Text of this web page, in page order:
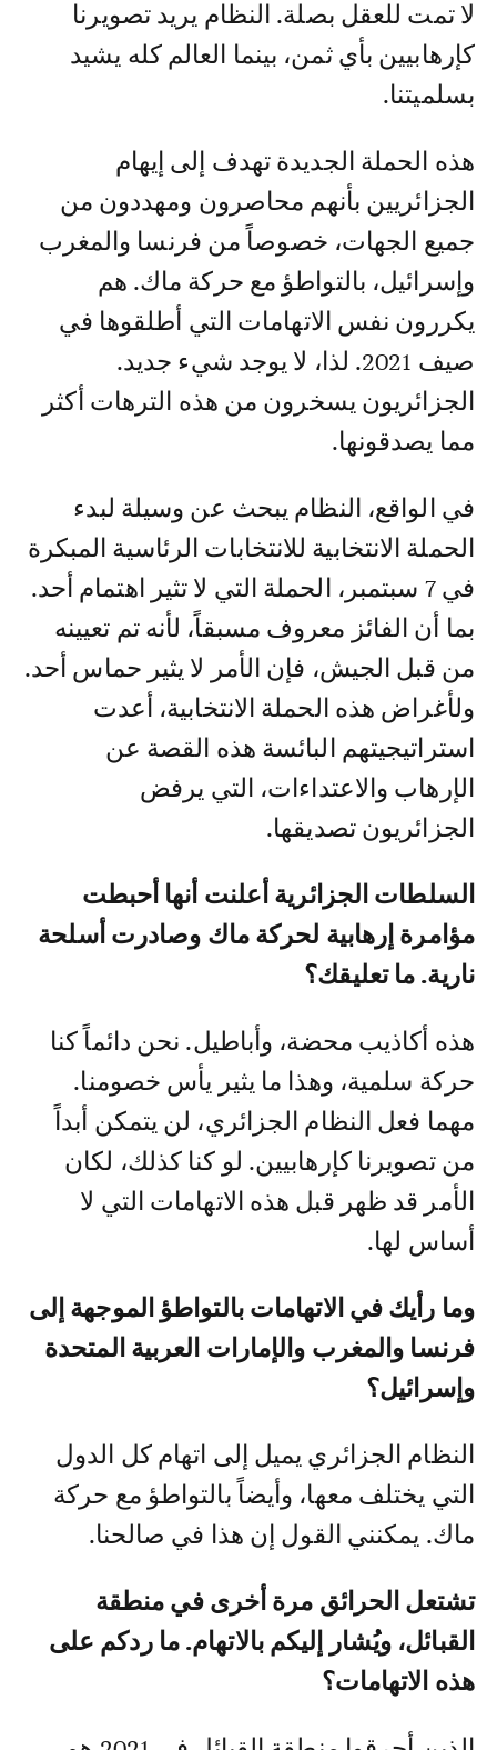
لا تمت للعقل بصلة. النظام يريد تصويرنا
كإرهابيين بأي ثمن، بينما العالم كله يشيد
بسلميتنا.
هذه الحملة الجديدة تهدف إلى إيهام
الجزائريين بأنهم محاصرون ومهددون من
جميع الجهات، خصوصاً من فرنسا والمغرب
وإسرائيل، بالتواطؤ مع حركة ماك. هم
يكررون نفس الاتهامات التي أطلقوها في
صيف 2021. لذا، لا يوجد شيء جديد.
الجزائريون يسخرون من هذه الترهات أكثر
مما يصدقونها.
في الواقع، النظام يبحث عن وسيلة لبدء
الحملة الانتخابية للانتخابات الرئاسية المبكرة
في 7 سبتمبر، الحملة التي لا تثير اهتمام أحد.
بما أن الفائز معروف مسبقاً، لأنه تم تعيينه
من قبل الجيش، فإن الأمر لا يثير حماس أحد.
ولأغراض هذه الحملة الانتخابية، أعدت
استراتيجيتهم البائسة هذه القصة عن
الإرهاب والاعتداءات، التي يرفض
الجزائريون تصديقها.
السلطات الجزائرية أعلنت أنها أحبطت
مؤامرة إرهابية لحركة ماك وصادرت أسلحة
نارية. ما تعليقك؟
هذه أكاذيب محضة، وأباطيل. نحن دائماً كنا
حركة سلمية، وهذا ما يثير يأس خصومنا.
مهما فعل النظام الجزائري، لن يتمكن أبداً
من تصويرنا كإرهابيين. لو كنا كذلك، لكان
الأمر قد ظهر قبل هذه الاتهامات التي لا
أساس لها.
وما رأيك في الاتهامات بالتواطؤ الموجهة إلى
فرنسا والمغرب والإمارات العربية المتحدة
وإسرائيل؟
النظام الجزائري يميل إلى اتهام كل الدول
التي يختلف معها، وأيضاً بالتواطؤ مع حركة
ماك. يمكنني القول إن هذا في صالحنا.
تشتعل الحرائق مرة أخرى في منطقة
القبائل، ويُشار إليكم بالاتهام. ما ردكم على
هذه الاتهامات؟